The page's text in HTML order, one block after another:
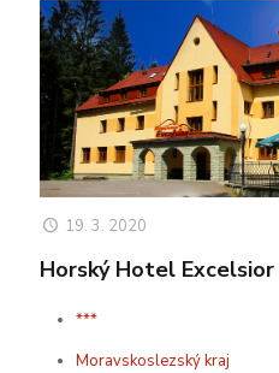
19. 3. 2020
Horský Hotel Excelsior
***
Moravskoslezský kraj